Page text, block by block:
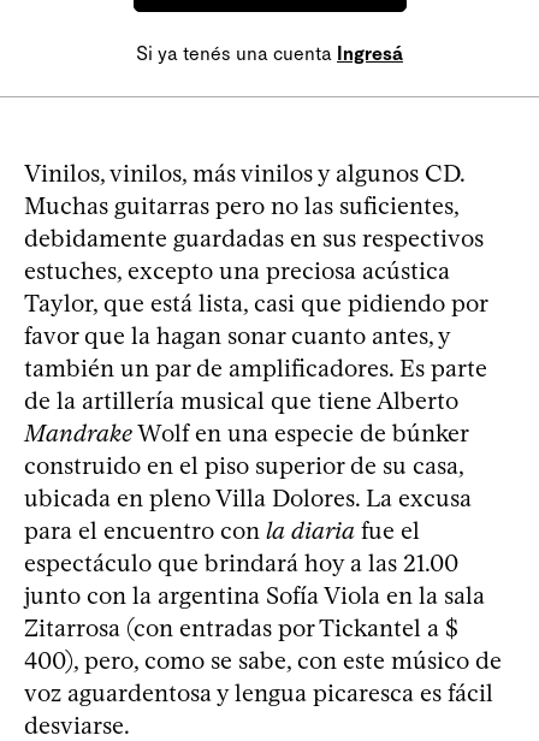
Si ya tenés una cuenta Ingresá
Vinilos, vinilos, más vinilos y algunos CD.
Muchas guitarras pero no las suficientes,
debidamente guardadas en sus respectivos
estuches, excepto una preciosa acústica
Taylor, que está lista, casi que pidiendo por
favor que la hagan sonar cuanto antes, y
también un par de amplificadores. Es parte
de la artillería musical que tiene Alberto
MandrakeWolf en una especie de búnker
construido en el piso superior de su casa,
ubicada en pleno Villa Dolores. La excusa
para el encuentro con la diaria fue el
espectáculo que brindará hoy a las 21.00
junto con la argentina Sofía Viola en la sala
Zitarrosa (con entradas por Tickantel a $
400), pero, como se sabe, con este músico de
voz aguardentosa y lengua picaresca es fácil
desviarse.